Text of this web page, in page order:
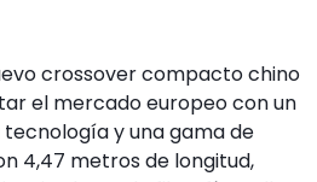
crossover compacto chino
el mercado europeo con un
y una gama de
4,47 metros de longitud,